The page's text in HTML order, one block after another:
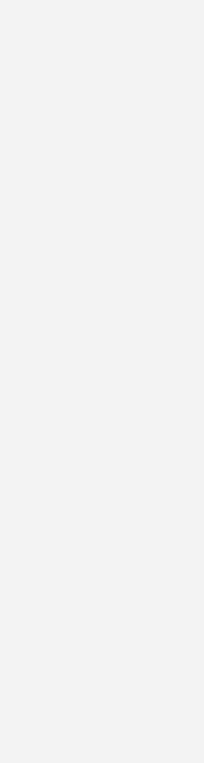
& Heizungstechnik
Mai 2019
von der App
Gruppe mit anderen
schon länger auf der
Kundendienst
dass Label
zu entwickeln. Und als
das, worauf wir
für Sie?